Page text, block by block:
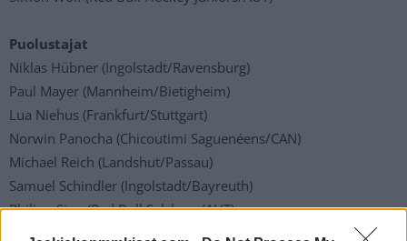
Puolustajat
Niklas Hübner (Ingolstadt/Ravensburg)
Paul Mayer (Mannheim/Bietigheim)
Lua Niehus (Frankfurt/Stuttgart)
Norwin Panocha (Chicoutimi Saguenéens/CAN)
Michael Reich (Landshut/Passau)
Samuel Schindler (Ingolstadt/Bayreuth)
Philipp Sinn (Red Bull Salzburg/AUT)
Jakob Weber (München/Kaufbeuren)